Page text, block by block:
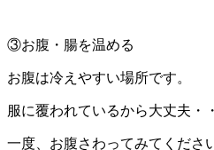
③お腹・腸を温める
お腹は冷えやすい場所です。
服に覆われているから大丈夫・
一度、お腹さわってみてくださ